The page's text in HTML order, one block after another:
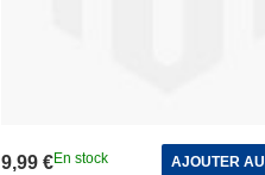
9,99 €En stock AJOUTER